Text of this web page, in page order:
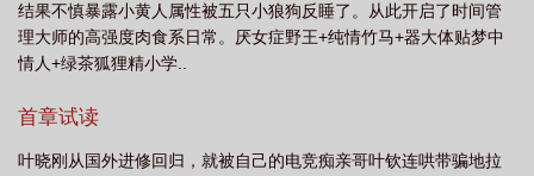
花的后花园 作者supersonic dw高岭之花txt 电竞高岭之花的后花园
bySupersonic 电竞高岭之花的后花园(nph)灵前
50章 电竞高岭之花的后花园(nph)supersonic 著
阁 电竞高岭之花的后花园(nph) 作者superson 电竞高岭之花的后花园(nph)作
结果不慎暴露小黄人属性被五只小狼狗反睡了。从此开启了时间管
理大师的高强度肉食系日常。厌女症野王+纯情竹马+器大体贴梦中
情人+绿茶狐狸精小学..
首章试读
叶晓刚从国外进修回归，就被自己的电竞痴亲哥叶钦连哄带骗地拉